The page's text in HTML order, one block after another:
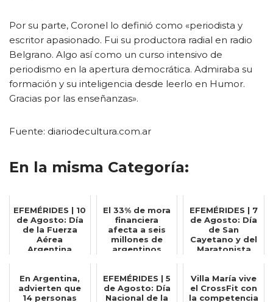
Por su parte, Coronel lo definió como «periodista y
escritor apasionado. Fui su productora radial en radio
Belgrano. Algo así como un curso intensivo de
periodismo en la apertura democrática. Admiraba su
formación y su inteligencia desde leerlo en Humor.
Gracias por las enseñanzas».
Fuente: diariodecultura.com.ar
En la misma Categoría:
EFEMÉRIDES | 10
de Agosto: Día
de la Fuerza
Aérea
Argentina
El 33% de mora
financiera
afecta a seis
millones de
argentinos
EFEMÉRIDES | 7
de Agosto: Día
de San
Cayetano y del
Maratonista
En Argentina,
advierten que
14 personas
EFEMÉRIDES | 5
de Agosto: Día
Nacional de la
Villa María vive
el CrossFit con
la competencia